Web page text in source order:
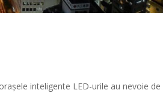
inteligente LED-urile au nevoie de